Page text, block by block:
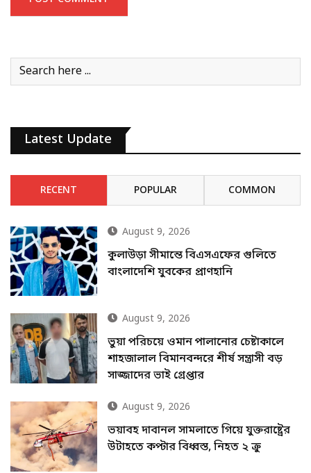
Latest Update
RECENT POPULAR COMMON
August 9, 2026
কুলাউড়া সীমান্তে বিএসএফের গুলিতে
বাংলাদেশি যুবকের প্রাণহানি
August 9, 2026
ভুয়া পরিচয়ে ওমান পালানোর চেষ্টাকালে
শাহজালাল বিমানবন্দরে শীর্ষ সন্ত্রাসী বড়
সাজ্জাদের ভাই গ্রেপ্তার
August 9, 2026
ভয়াবহ দাবানল সামলাতে গিয়ে যুক্তরাষ্ট্রের
উটাহতে কপ্টার বিধ্বস্ত, নিহত ২ ক্রু